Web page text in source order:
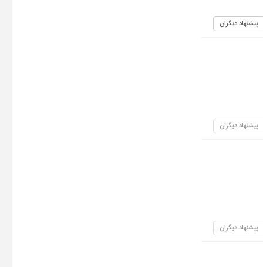
پیشنهاد دیگران
پیشنهاد دیگران
پیشنهاد دیگران